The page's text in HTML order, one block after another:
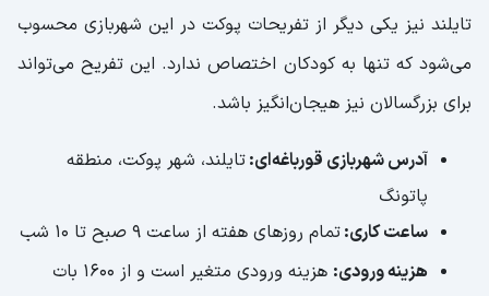
تایلند نیز یکی دیگر از تفریحات پوکت در این شهربازی محسوب
می‌شود که تنها به کودکان اختصاص ندارد. این تفریح می‌تواند
برای بزرگسالان نیز هیجان‌انگیز باشد.
آدرس شهربازی قورباغه‌ای:تایلند، شهر پوکت، منطقه
پاتونگ
ساعت کاری:تمام روزهای هفته از ساعت 9 صبح تا 10 شب
هزینه ورودی:
هزینه ورودی متغیر است و از 1600 بات